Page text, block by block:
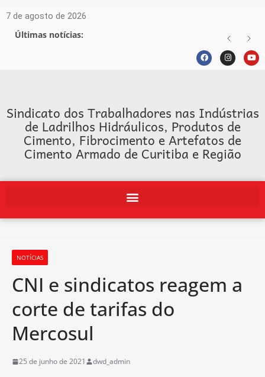
7 de agosto de 2026
Últimas notícias:
Sindicato dos Trabalhadores nas Indústrias
de Ladrilhos Hidráulicos, Produtos de
Cimento, Fibrocimento e Artefatos de
Cimento Armado de Curitiba e Região
NOTÍCIAS
CNI e sindicatos reagem a
corte de tarifas do
Mercosul
25 de junho de 2021 dwd_admin